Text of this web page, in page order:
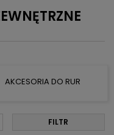
AKCESORIA DO RUR
FILTR